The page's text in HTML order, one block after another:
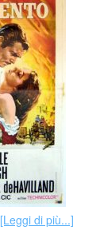
[Leggi di più...]